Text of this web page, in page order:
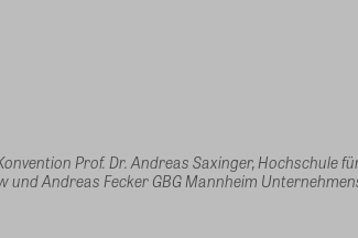
Prof. Dr. Andreas Saxinger, Hochschule
und Andreas Fecker GBG Mannheim